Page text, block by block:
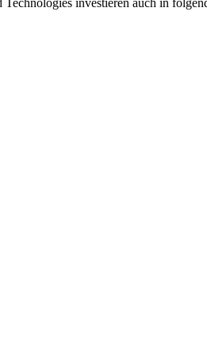
investieren auch in